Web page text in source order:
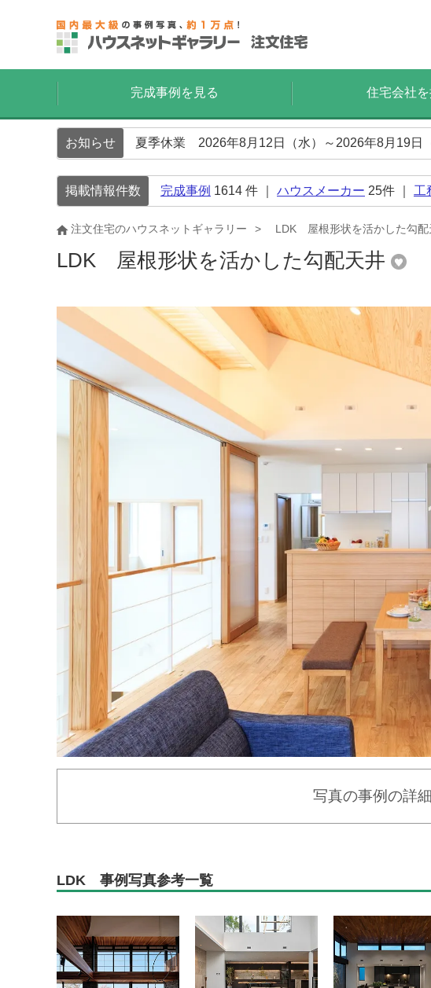
完成事例を見る 住宅会社
お知らせ 夏季休業 2026年8月12日（水）～2026年8月19日
掲載情報件数 完成事例 1614 件 ｜ ハウスメーカー 25件 ｜ 工
注文住宅のハウスネットギャラリー LDK 屋根形状を活かした勾配
LDK 屋根形状を活かした勾配天井
写真の事例の詳
LDK 事例写真参考一覧